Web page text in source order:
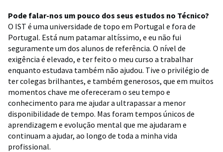
Pode falar-nos um pouco dos seus estudos no Técnico?
O IST é uma universidade de topo em Portugal e fora de
Portugal. Está num patamar altíssimo, e eu não fui
seguramente um dos alunos de referência. O nível de
exigência é elevado, e ter feito o meu curso a trabalhar
enquanto estudava também não ajudou. Tive o privilégio de
ter colegas brilhantes, e também generosos, que em muitos
momentos chave me ofereceram o seu tempo e
conhecimento para me ajudar a ultrapassar a menor
disponibilidade de tempo. Mas foram tempos únicos de
aprendizagem e evolução mental que me ajudaram e
continuam a ajudar, ao longo de toda a minha vida
profissional.